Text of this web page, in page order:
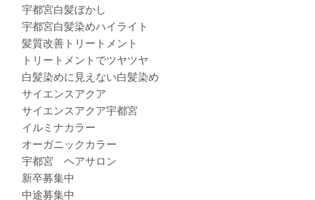
宇都宮白髪ぼかし
宇都宮白髪染めハイライト
髪質改善トリートメント
トリートメントでツヤツヤ
白髪染めに見えない白髪染め
サイエンスアクア
サイエンスアクア宇都宮
イルミナカラー
オーガニックカラー
宇都宮 ヘアサロン
新卒募集中
中途募集中